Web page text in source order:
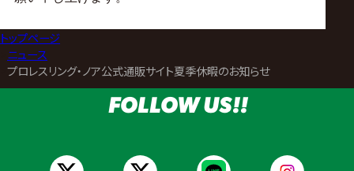
トップページ
ニュース
プロレスリング・ノア公式通販サイト夏季休暇のお知らせ
FOLLOW US!!